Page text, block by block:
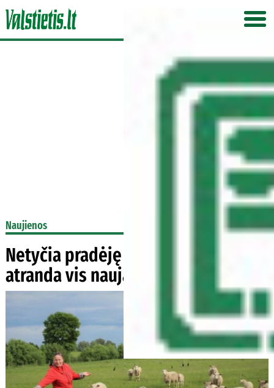
Naujienos
Netyčia pradėję ūkininkauti dabar
atranda vis naujas sritis